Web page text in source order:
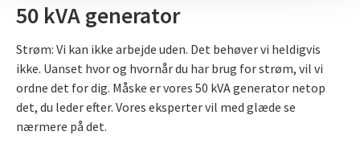
50 kVA generator
Strøm: Vi kan ikke arbejde uden. Det behøver vi heldigvis
ikke. Uanset hvor og hvornår du har brug for strøm, vil vi
ordne det for dig. Måske er vores 50 kVA generator netop
det, du leder efter. Vores eksperter vil med glæde se
nærmere på det.